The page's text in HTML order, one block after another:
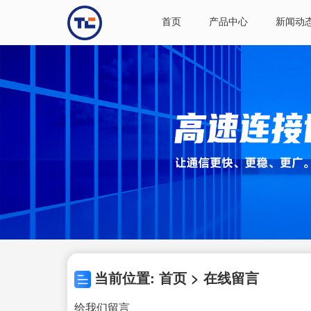
首页 产品中心 新闻动
当前位置: 首页 > 在线留言
给我们留言